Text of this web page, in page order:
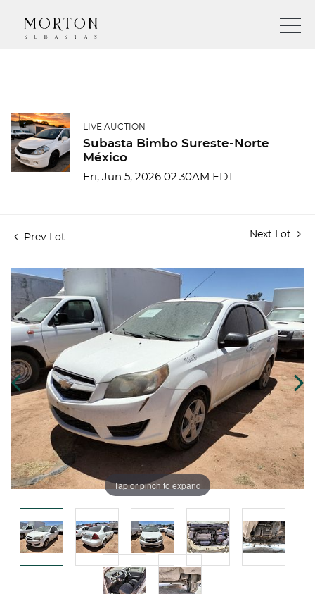
LIVE AUCTION
Subasta Bimbo Sureste-Norte
México
Fri, Jun 5, 2026 02:30AM EDT
Prev Lot Next Lot
Tap or pinch to expand